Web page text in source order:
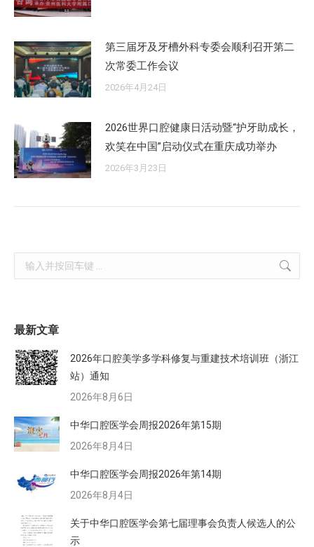
第三届牙及牙槽外科专委会顺利召开第二
次常委工作会议
2026年4月24日
2026世界口腔健康日活动暨“护牙助成长，
欢笑在中国”启动仪式在重庆成功举办
2026年3月23日
Search:
最新文章
2026年口腔美学多学科修复与重建技术培训班（浙江
站）通知
2026年8月6日
中华口腔医学会周报2026年第15期
2026年8月4日
中华口腔医学会周报2026年第14期
2026年8月4日
关于中华口腔医学会第七届理事会负责人候选人的公
示